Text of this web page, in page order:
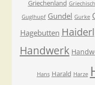
Griechenland Griechisch
Guglhupf Gundel Gurke
Hagebutten Haiderl
Handwerk
Hans Harald Harze